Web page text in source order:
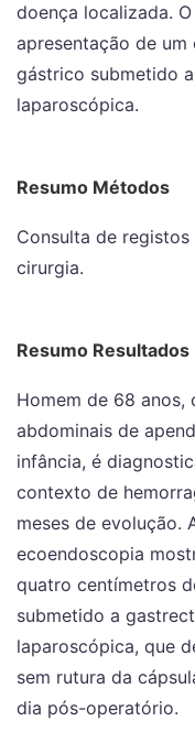
doença localizada.
apresentação de
gástrico submetido
laparoscópica.
Resumo Métodos
Consulta de
cirurgia.
Resumo Resultados
Homem de 68
abdominais de
infância, é
contexto de
meses de evolução.
ecoendoscopia
quatro centímetros
submetido a
laparoscópica, que
sem rutura da
dia pós-operatório.